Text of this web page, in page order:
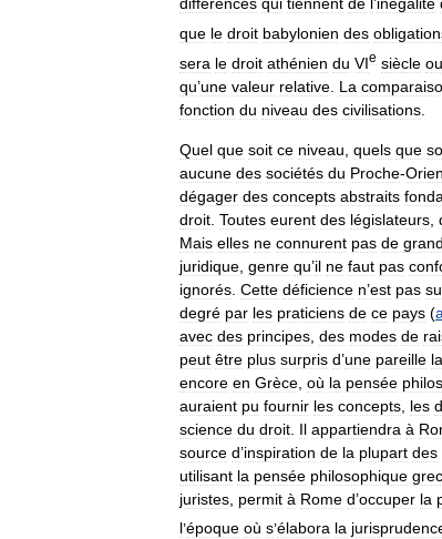
différences qui tiennent de l’inégalité
que le droit babylonien des
sera le droit athénien du VIe siècle ou
qu’une valeur relative La
fonction du niveau des civilisations
Quel que soit ce niveau quels que
aucune des sociétés du Proche-
dégager des concepts abstraits
droit Toutes eurent des législateurs
Mais elles ne connurent pas de
juridique genre qu’il ne faut pas
ignorés Cette déficience n’est pas
degré par les praticiens de ce pays (
avec des principes des modes de
peut être plus surpris d’une pareille
encore en Grèce où la pensée
auraient pu fournir les concepts les
science du droit Il appartiendra à
source d’inspiration de la plupart des
utilisant la pensée philosophique
juristes permit à Rome d’occuper la
l’époque où s’élabora la